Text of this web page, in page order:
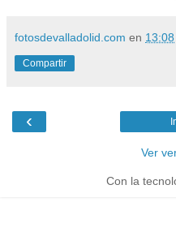
fotosdevalladolid.com en 13:08
Compartir
‹
Ver
Con la